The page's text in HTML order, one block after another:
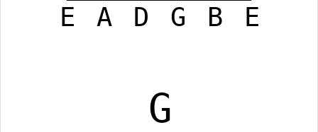
E A D G B E
G